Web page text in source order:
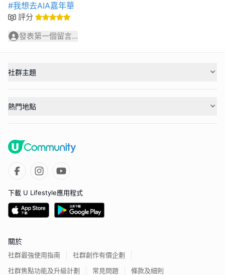
#我想去AIA嘉年華
評分
發表第一個留言...
社群主題
熱門地點
下載 U Lifestyle應用程式
關於
社群最強使用指南
社群創作有價企劃
社群焦點功能及升級計劃
常見問題 條款及細則